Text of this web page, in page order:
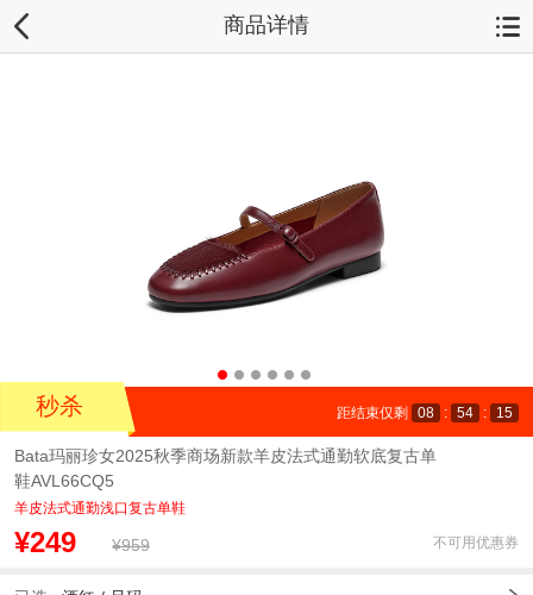
商品详情
距结束仅剩 08 : 54 : 14
秒杀
Bata玛丽珍女2025秋季商场新款羊皮法式通勤软底复古单
鞋AVL66CQ5
羊皮法式通勤浅口复古单鞋
¥249 ¥959 不可用优惠券